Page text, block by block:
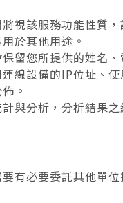
視該服務功能性質
於其他用途。
留您所提供的姓名
線設備的IP位址、
。
與分析，分析結果
有必要委託其他單